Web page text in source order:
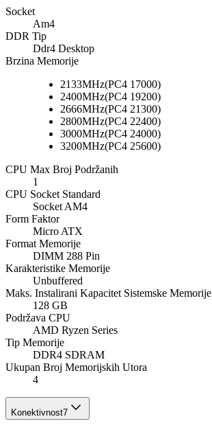
Socket
Am4
DDR Tip
Ddr4 Desktop
Brzina Memorije
2133MHz(PC4 17000)
2400MHz(PC4 19200)
2666MHz(PC4 21300)
2800MHz(PC4 22400)
3000MHz(PC4 24000)
3200MHz(PC4 25600)
CPU Max Broj Podržanih
1
CPU Socket Standard
Socket AM4
Form Faktor
Micro ATX
Format Memorije
DIMM 288 Pin
Karakteristike Memorije
Unbuffered
Maks. Instalirani Kapacitet Sistemske Memorije
128 GB
Podržava CPU
AMD Ryzen Series
Tip Memorije
DDR4 SDRAM
Ukupan Broj Memorijskih Utorа
4
Konektivnost7